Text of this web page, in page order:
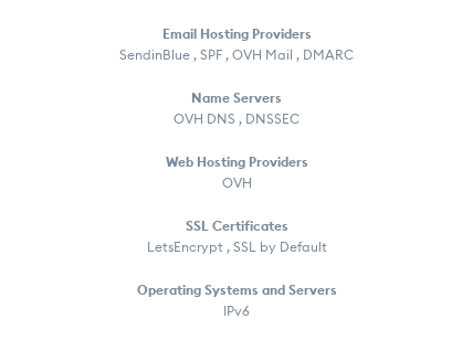
Email Hosting Providers
SendinBlue , SPF , OVH Mail , DMARC
Name Servers
OVH DNS , DNSSEC
Web Hosting Providers
OVH
SSL Certificates
LetsEncrypt , SSL by Default
Operating Systems and Servers
IPv6